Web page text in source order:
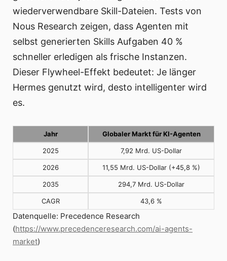
wiederverwendbare Skill-Dateien. Tests von
Nous Research zeigen, dass Agenten mit
selbst generierten Skills Aufgaben 40 %
schneller erledigen als frische Instanzen.
Dieser Flywheel-Effekt bedeutet: Je länger
Hermes genutzt wird, desto intelligenter wird
es.
Jahr Globaler Markt für KI-Agenten
2025 7,92 Mrd. US-Dollar
2026 11,55 Mrd. US-Dollar (+45,8 %)
2035 294,7 Mrd. US-Dollar
CAGR 43,6 %
Datenquelle: Precedence Research
(https://www.precedenceresearch.com/ai-agents-
market)